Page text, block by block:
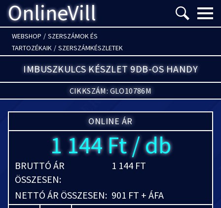
OnlineVill Menü
WEBSHOP / SZERSZÁMOK ÉS
TARTOZÉKAIK / SZERSZÁMKÉSZLETEK
IMBUSZKULCS KÉSZLET 9DB-OS HANDY
CIKKSZÁM: GLO10786M
ONLINE ÁR
1 144 Ft / db
BRUTTÓ ÁR
ÖSSZESEN:
1 144 FT
NETTÓ ÁR ÖSSZESEN: 901 FT + ÁFA